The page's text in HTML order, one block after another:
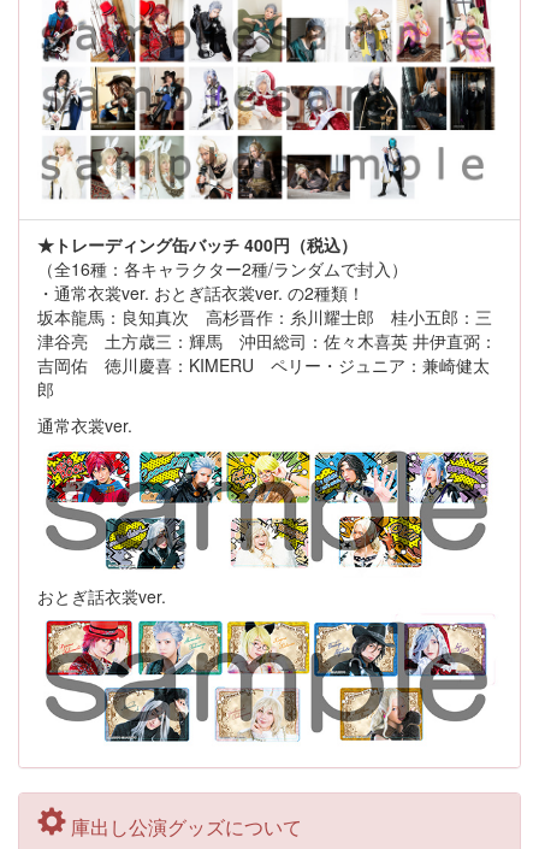
★トレーディング缶バッチ 400円（税込）
（全16種：各キャラクター2種/ランダムで封入）
・通常衣裳ver. おとぎ話衣裳ver. の2種類！
坂本龍馬：良知真次 高杉晋作：糸川耀士郎 桂小五郎：三
津谷亮 土方歳三：輝馬 沖田総司：佐々木喜英 井伊直弼：
吉岡佑 徳川慶喜：KIMERU ペリー・ジュニア：兼崎健太
郎
通常衣裳ver.
おとぎ話衣裳ver.
庫出し公演グッズについて